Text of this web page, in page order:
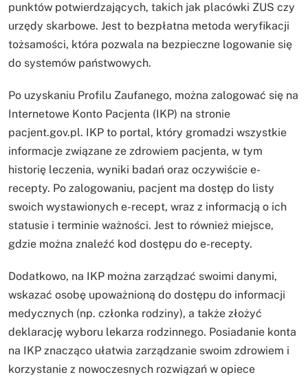
punktów potwierdzających, takich jak placówki ZUS czy
urzędy skarbowe. Jest to bezpłatna metoda weryfikacji
tożsamości, która pozwala na bezpieczne logowanie się
do systemów państwowych.
Po uzyskaniu Profilu Zaufanego, można zalogować się na
Internetowe Konto Pacjenta (IKP) na stronie
pacjent.gov.pl. IKP to portal, który gromadzi wszystkie
informacje związane ze zdrowiem pacjenta, w tym
historię leczenia, wyniki badań oraz oczywiście e-
recepty. Po zalogowaniu, pacjent ma dostęp do listy
swoich wystawionych e-recept, wraz z informacją o ich
statusie i terminie ważności. Jest to również miejsce,
gdzie można znaleźć kod dostępu do e-recepty.
Dodatkowo, na IKP można zarządzać swoimi danymi,
wskazać osobę upoważnioną do dostępu do informacji
medycznych (np. członka rodziny), a także złożyć
deklarację wyboru lekarza rodzinnego. Posiadanie konta
na IKP znacząco ułatwia zarządzanie swoim zdrowiem i
korzystanie z nowoczesnych rozwiązań w opiece